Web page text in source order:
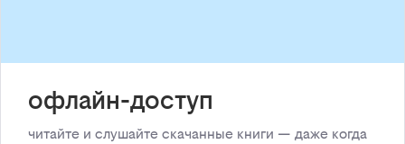
офлайн-доступ
читайте и слушайте скачанные книги — даже когда